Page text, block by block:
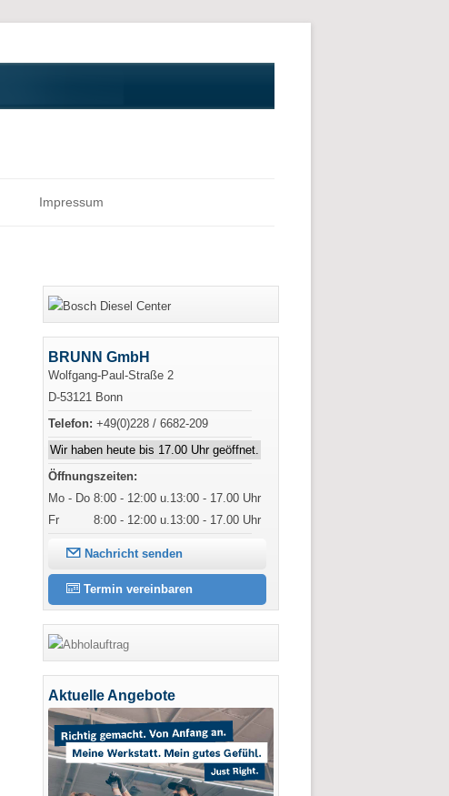
Impressum
BRUNN GmbH
Wolfgang-Paul-Straße 2
D-53121 Bonn
Telefon: +49(0)228 / 6682-209
Wir haben heute bis 17.00 Uhr geöffnet.
Öffnungszeiten:
Mo - Do 8:00 - 12:00 u.13:00 - 17.00 Uhr
Fr
8:00 - 12:00 u.13:00 - 17.00 Uhr
Nachricht senden
Termin vereinbaren
Aktuelle Angebote